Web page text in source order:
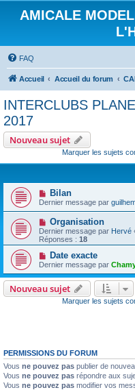
AMICALE
FAQ
Accueil Accueil du forum
INTERCLUBS
2017
Nouveau sujet
Marquer les sujets
Bilan
Dernier message par
Organisation
Dernier message par Hervé
Réponses : 18
Date exacte
Dernier message par
Nouveau sujet
Marquer les sujets
PERMISSIONS DU FORUM
Vous ne pouvez pas publier de
Vous ne pouvez pas répondre aux
Vous ne pouvez pas modifier vos